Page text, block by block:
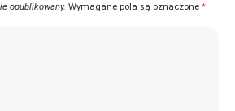
opublikowany. Wymagane pola są oznaczone *